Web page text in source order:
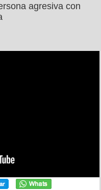
agresiva con